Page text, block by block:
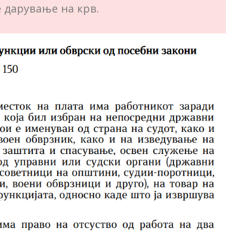
дарување на крв.